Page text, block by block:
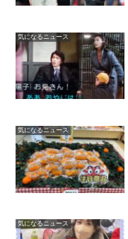
気になるニュース
気になるニュース
気になるニュース